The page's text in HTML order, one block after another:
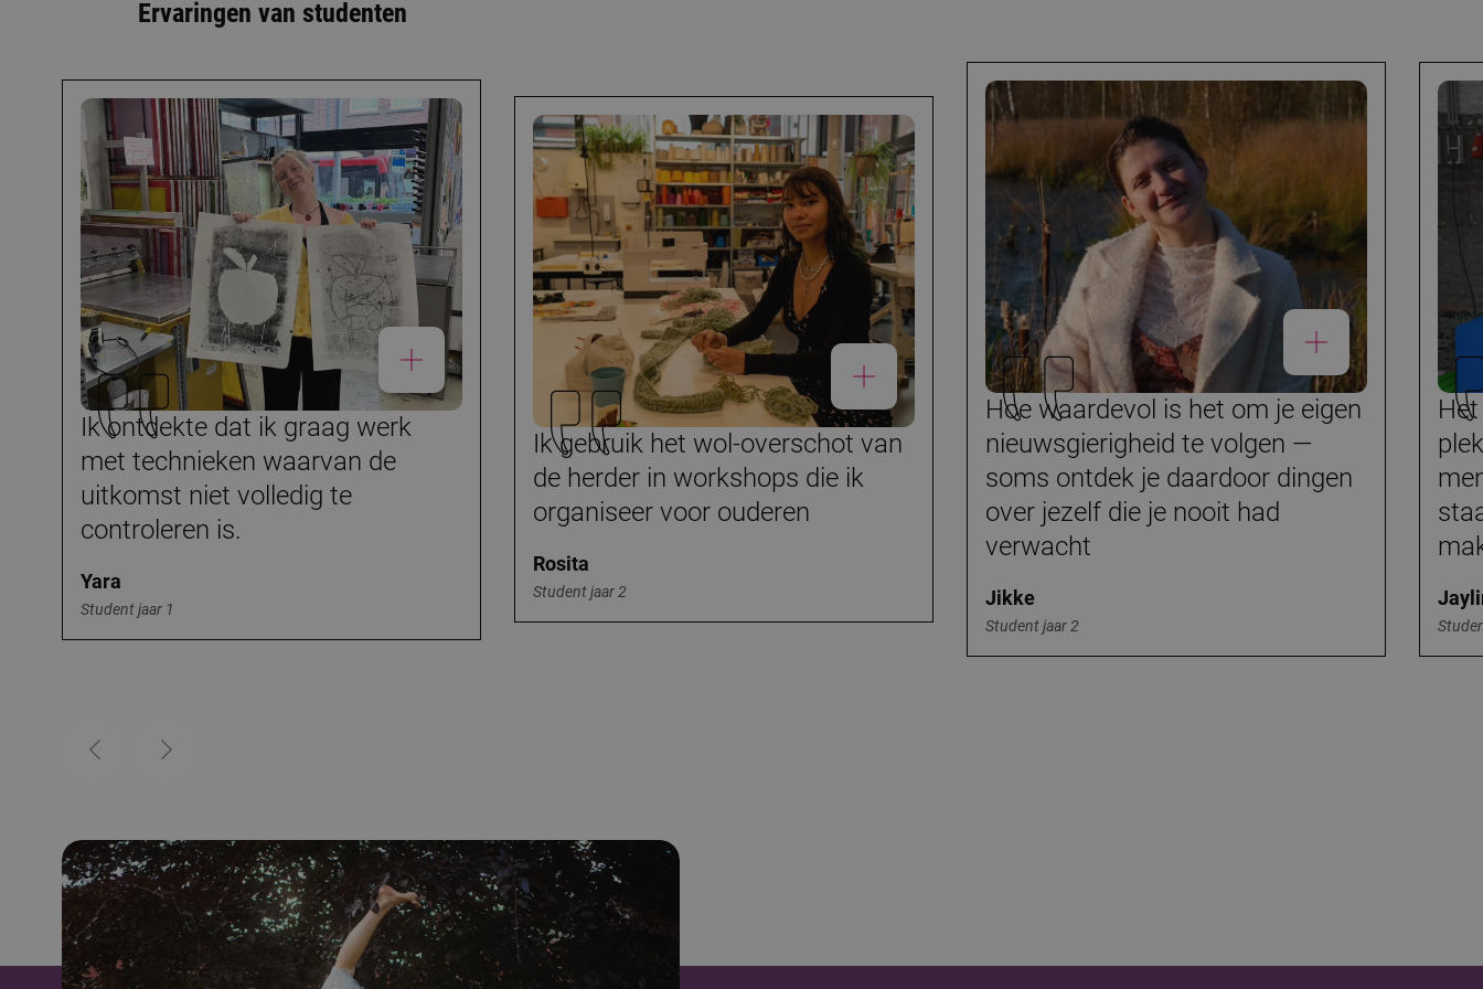
Ervaringen van studenten
Ik ontdekte dat ik graag werk
met technieken waarvan de
uitkomst niet volledig te
controleren is.
Yara
Student jaar 1
Ik gebruik het wol-overschot van
de herder in workshops die ik
organiseer voor ouderen
Rosita
Student jaar 2
Hoe waardevol is het om je eigen
nieuwsgierigheid te volgen —
soms ontdek je daardoor dingen
over jezelf die je nooit had
verwacht
Jikke
Student jaar 2